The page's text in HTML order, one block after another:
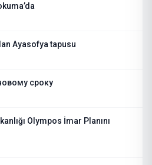
Ayasofya tapusu
сроку
Olympos İmar Planını